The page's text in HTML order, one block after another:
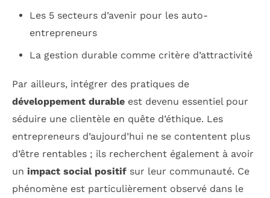
Les 5 secteurs d’avenir pour les auto-
entrepreneurs
La gestion durable comme critère d’attractivité
Par ailleurs, intégrer des pratiques de
développement durable est devenu essentiel pour
séduire une clientèle en quête d’éthique. Les
entrepreneurs d’aujourd’hui ne se contentent plus
d’être rentables ; ils recherchent également à avoir
un impact social positif sur leur communauté. Ce
phénomène est particulièrement observé dans le